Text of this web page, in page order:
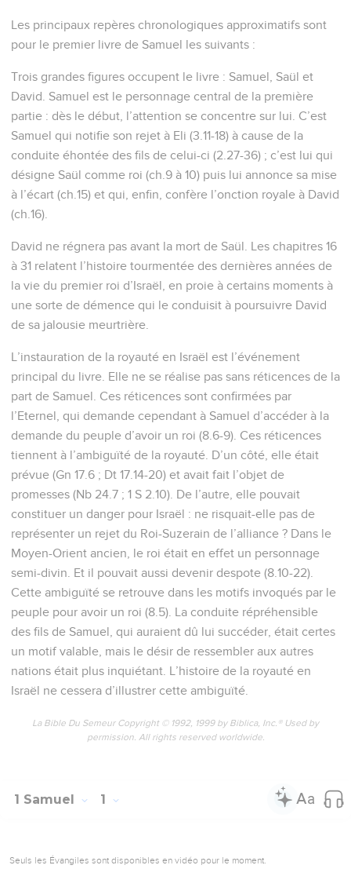
Les principaux repères chronologiques approximatifs sont
pour le premier livre de Samuel les suivants :
Trois grandes figures occupent le livre : Samuel, Saül et
David. Samuel est le personnage central de la première
partie : dès le début, l’attention se concentre sur lui. C’est
Samuel qui notifie son rejet à Eli (3.11-18) à cause de la
conduite éhontée des fils de celui-ci (2.27-36) ; c’est lui qui
désigne Saül comme roi (ch.9 à 10) puis lui annonce sa mise
à l’écart (ch.15) et qui, enfin, confère l’onction royale à David
(ch.16).
David ne régnera pas avant la mort de Saül. Les chapitres 16
à 31 relatent l’histoire tourmentée des dernières années de
la vie du premier roi d’Israël, en proie à certains moments à
une sorte de démence qui le conduisit à poursuivre David
de sa jalousie meurtrière.
L’instauration de la royauté en Israël est l’événement
principal du livre. Elle ne se réalise pas sans réticences de la
part de Samuel. Ces réticences sont confirmées par
l’Eternel, qui demande cependant à Samuel d’accéder à la
demande du peuple d’avoir un roi (8.6-9). Ces réticences
tiennent à l’ambiguïté de la royauté. D’un côté, elle était
prévue (Gn 17.6 ; Dt 17.14-20) et avait fait l’objet de
promesses (Nb 24.7 ; 1 S 2.10). De l’autre, elle pouvait
constituer un danger pour Israël : ne risquait-elle pas de
représenter un rejet du Roi-Suzerain de l’alliance ? Dans le
Moyen-Orient ancien, le roi était en effet un personnage
semi-divin. Et il pouvait aussi devenir despote (8.10-22).
Cette ambiguïté se retrouve dans les motifs invoqués par le
peuple pour avoir un roi (8.5). La conduite répréhensible
des fils de Samuel, qui auraient dû lui succéder, était certes
un motif valable, mais le désir de ressembler aux autres
nations était plus inquiétant. L’histoire de la royauté en
Israël ne cessera d’illustrer cette ambiguïté.
La Bible Du Semeur Copyright © 1992, 1999 by Biblica, Inc.® Used by
permission. All rights reserved worldwide.
1 Samuel 1
Seuls les Évangiles sont disponibles en vidéo pour le moment.